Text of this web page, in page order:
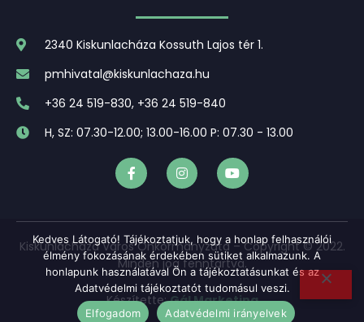
2340 Kiskunlacháza Kossuth Lajos tér 1.
pmhivatal@kiskunlachaza.hu
+36 24 519-830, +36 24 519-840
H, SZ: 07.30-12.00; 13.00-16.00 P: 07.30 - 13.00
Kiskunlacháza Város Önkormányzata – Copyright © 2022.
Minden jog fenntartva.
Készítette:Gál Marketing
Kedves Látogató! Tájékoztatjuk, hogy a honlap felhasználói
élmény fokozásának érdekében sütiket alkalmazunk. A
honlapunk használatával Ön a tájékoztatásunkat és az
Adatvédelmi tájékoztatót tudomásul veszi.
Elfogadom
Adatvédelmi irányelvek